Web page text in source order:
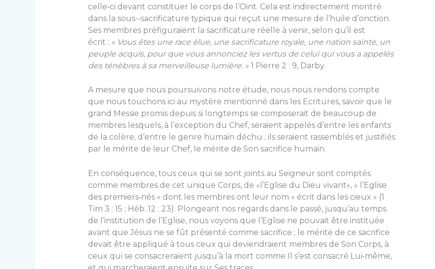
celle‑ci devant constituer le corps de l’Oint. Cela est indirectement montré
dans la sous-‑sacrificature typique qui reçut une mesure de l’huile d’onction.
Ses membres préfiguraient la sacrificature réelle à venir, selon qu’il est
écrit : « Vous êtes une race élue, une sacrificature royale, une nation sainte, un
peuple acquis, pour que vous annonciez les vertus de celui qui vous a appelés
des ténèbres à sa merveilleuse lumière. »1 Pierre 2 : 9, Darby.
A mesure que nous poursuivons notre étude, nous nous rendons compte
que nous touchons ici au mystère mentionné dans les Ecritures, savoir que le
grand Messie promis depuis si longtemps se composerait de beaucoup de
membres lesquels, à l’exception du Chef, seraient appelés d’entre les enfants
de la colère, d’entre le genre humain déchu ; ils seraient rassemblés et justifiés
par le mérite de leur Chef, le mérite de Son sacrifice humain.
En conséquence, tous ceux qui se sont joints au Seigneur sont comptés
comme membres de cet unique Corps, de «l’Eglise du Dieu vivant», « l’Eglise
des premiers‑nés » dont les membres ont leur nom « écrit dans les cieux » (1
Tim 3 : 15 ; Héb. 12 : 23). Plongeant nos regards dans le passé, jusqu’au temps
de l’institution de l’Eglise, nous voyons que l’Eglise ne pouvait être instituée
avant que Jésus ne se fût présenté comme sacrifice ; le mérite de ce sacrifice
devait être appliqué à tous ceux qui deviendraient membres de Son Corps, à
ceux qui se consacreraient jusqu’à la mort comme Il s’est consacré Lui‑même,